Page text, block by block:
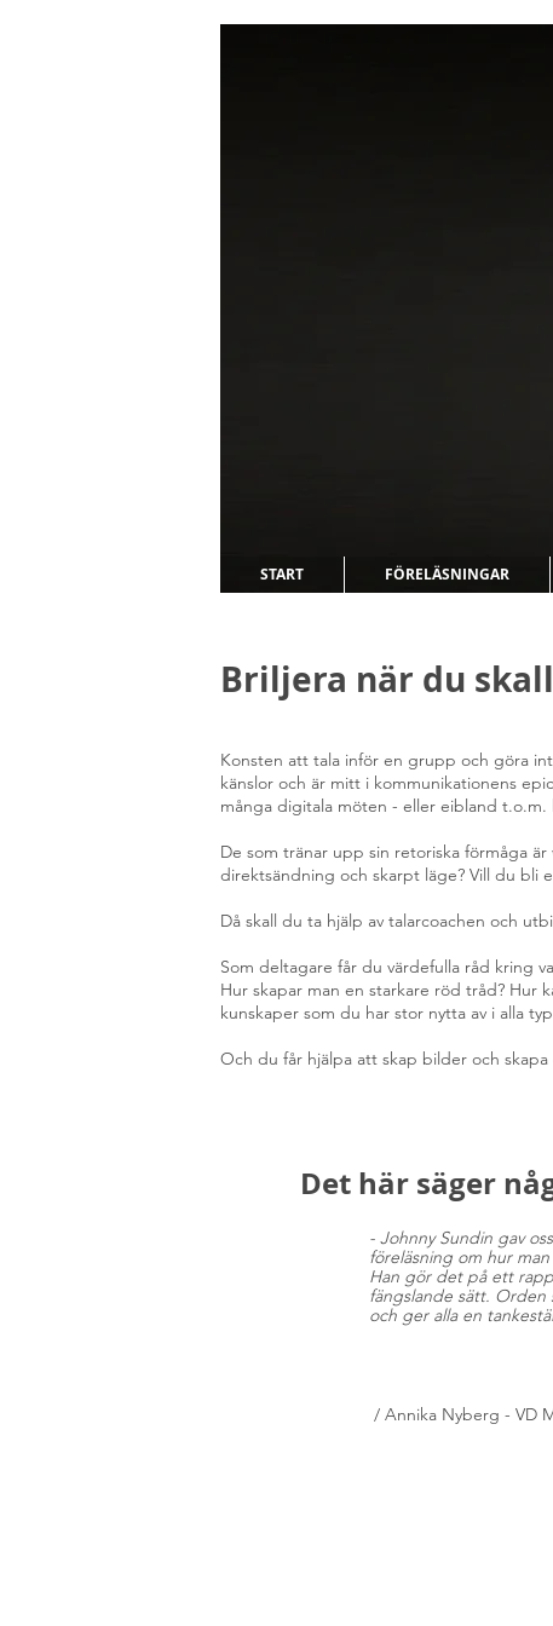
Briljera när du
Konsten att tala inför en grupp och göra
känslor och är mitt i kommunikationens
många digitala möten - eller eibland
De som tränar upp sin retoriska förmåga
direktsändning och skarpt läge? Vill du bli
Då skall du ta hjälp av talarcoachen och
Som deltagare får du värdefulla råd kring
Hur skapar man en starkare röd tråd? Hur
kunskaper som du har stor nytta av i alla
Och du får hjälpa att skap bilder och
Det här säger
- Johnny Sundin gav
föreläsning om hur
Han gör det på ett
fängslande sätt. Orden
och ger alla en
/ Annika Nyberg - VD
START FÖRELÄSNINGAR